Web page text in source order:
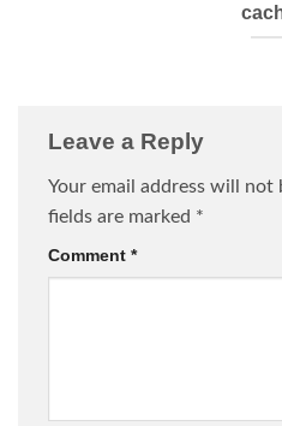
Leave a Reply
Your email address will not
fields are marked *
Comment *